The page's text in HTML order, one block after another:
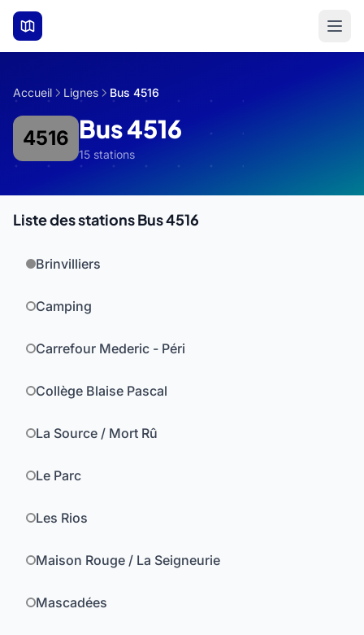
Aller au contenu principal
Accueil Lignes Bus 4516
4516 Bus 4516
15 stations
Liste des stations Bus 4516
Brinvilliers
Camping
Carrefour Mederic - Péri
Collège Blaise Pascal
La Source / Mort Rû
Le Parc
Les Rios
Maison Rouge / La Seigneurie
Mascadées